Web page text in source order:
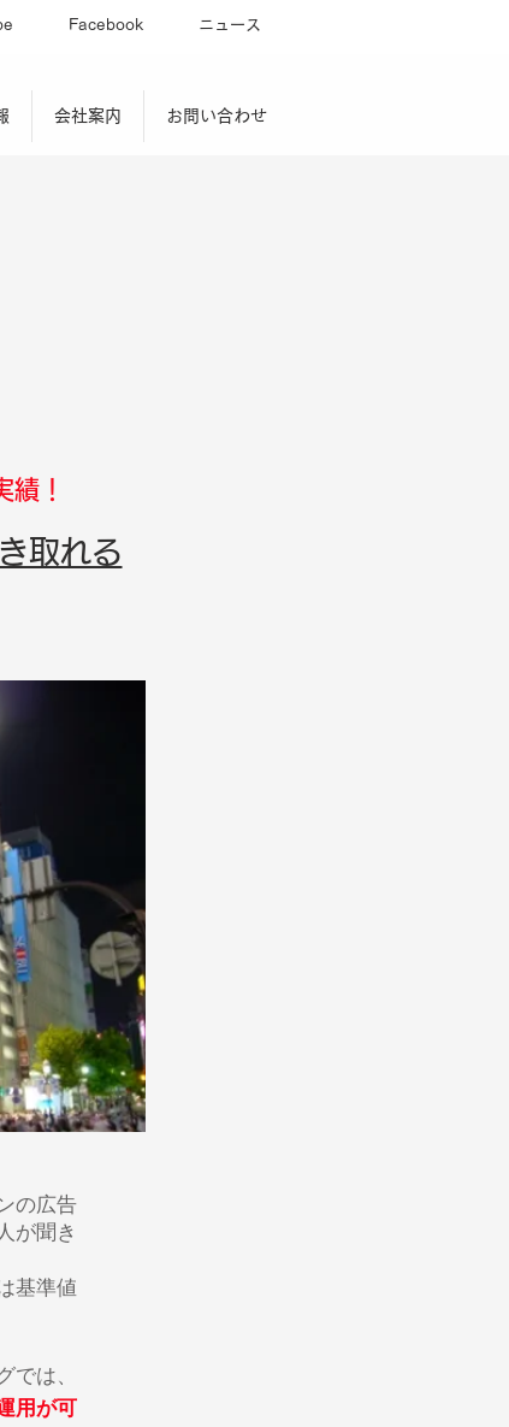
Facebook ニュース
会社案内 お問い合わせ
！
取れる
の広告
が聞き
基準値
は、
用が可